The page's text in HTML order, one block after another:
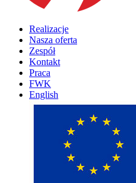
Realizacje
Nasza oferta
Zespół
Kontakt
Praca
FWK
English